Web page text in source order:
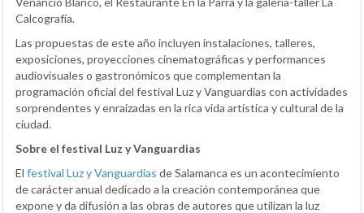
Calcografía.
Las propuestas de este año incluyen instalaciones, talleres,
exposiciones, proyecciones cinematográficas y performances
audiovisuales o gastronómicos que complementan la
programación oficial del festival Luz y Vanguardias con actividades
sorprendentes y enraizadas en la rica vida artística y cultural de la
ciudad.
Sobre el festival Luz y Vanguardias
El festival Luz y Vanguardias de Salamanca es un acontecimiento
de carácter anual dedicado a la creación contemporánea que
expone y da difusión a las obras de autores que utilizan la luz